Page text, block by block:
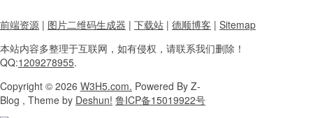
前端资源 | 图片二维码生成器 | 下载站 | 德顺博客 | Sitemap
本站内容多整理于互联网， 如有侵权，请联系我们删除！
QQ:1209278955.
Copyright © 2026 W3H5.com. Powered By Z-
Blog , Theme by Deshun! 鲁ICP备15019922号